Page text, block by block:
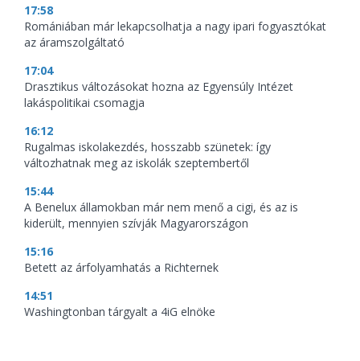
17:58
Romániában már lekapcsolhatja a nagy ipari fogyasztókat
az áramszolgáltató
17:04
Drasztikus változásokat hozna az Egyensúly Intézet
lakáspolitikai csomagja
16:12
Rugalmas iskolakezdés, hosszabb szünetek: így
változhatnak meg az iskolák szeptembertől
15:44
A Benelux államokban már nem menő a cigi, és az is
kiderült, mennyien szívják Magyarországon
15:16
Betett az árfolyamhatás a Richternek
14:51
Washingtonban tárgyalt a 4iG elnöke